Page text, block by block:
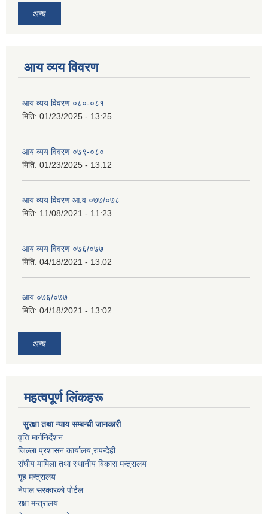
अन्य
आय व्यय विवरण
आय व्यय विवरण ०८०-०८१
मिति: 01/23/2025 - 13:25
आय व्यय विवरण ०७९-०८०
मिति: 01/23/2025 - 13:12
आय व्यय विवरण आ.व ०७७/०७८
मिति: 11/08/2021 - 11:23
आय व्यय विवरण ०७६/०७७
मिति: 04/18/2021 - 13:02
आय ०७६/०७७
मिति: 04/18/2021 - 13:02
अन्य
महत्वपूर्ण लिंकहरू
सुरक्षा तथा न्याय सम्बन्धी जानकारी
वृत्ति मार्गनिर्देशन
जिल्ला प्रशासन कार्यालय,रुपन्देही
संघीय मामिला तथा स्थानीय बिकास मन्त्रालय
गृह मन्त्रालय
नेपाल सरकारको पोर्टल
रक्षा मन्त्रालय